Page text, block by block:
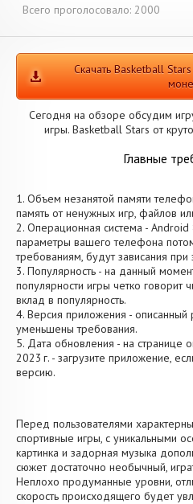
Всего проголосовало: 2000
Скачать Basketball
Сегодня на обзоре обсудим
игры. Basketball Stars от
Главные
1. Объем незанятой памяти
память от ненужных игр, файлов
2. Операционная система -
параметры вашего телефона
требованиям, будут зависания при
3. Популярность - на данный
популярности игры четко говорит
вклад в популярность.
4. Версия приложения - описанный
уменьшены требования.
5. Дата обновления - на странице
2023 г. - загрузите приложение,
версию.
Перед пользователями
спортивные игры, с уникальными
картинка и задорная музыка
сюжет достаточно необычный,
Неплохо продуманные уровни,
скорость происходящего будет